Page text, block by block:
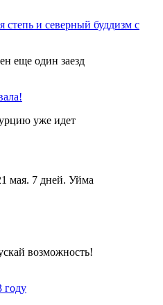
и северный буддизм с
еще один заезд
уже идет
мая. 7 дней. Уйма
возможность!
году